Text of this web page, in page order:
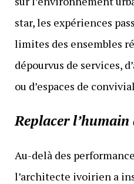
star, les expériences
limites des ensembles
dépourvus de services,
ou d’espaces de
Replacer
Au-delà des
l’architecte ivoirien a